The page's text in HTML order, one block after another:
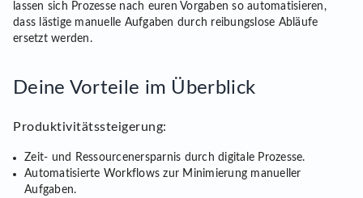
lassen sich Prozesse nach euren Vorgaben so automatisieren,
dass lästige manuelle Aufgaben durch reibungslose Abläufe
ersetzt werden.
Deine Vorteile im Überblick
Produktivitätssteigerung:
Zeit- und Ressourcenersparnis durch digitale Prozesse.
Automatisierte Workflows zur Minimierung manueller
Aufgaben.